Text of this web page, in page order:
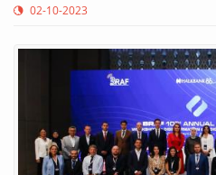
02-10-2023